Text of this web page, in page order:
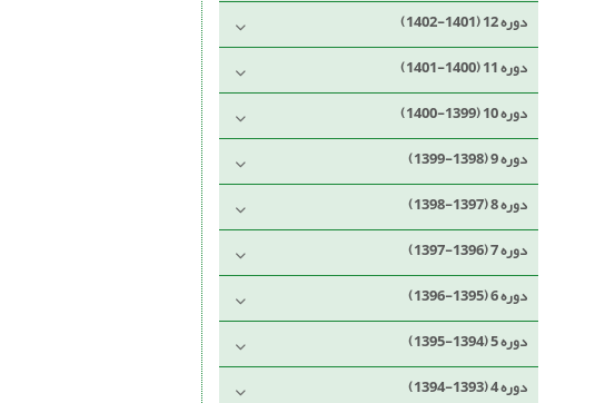
دوره 12 (1401-1402)
دوره 11 (1400-1401)
دوره 10 (1399-1400)
دوره 9 (1398-1399)
دوره 8 (1397-1398)
دوره 7 (1396-1397)
دوره 6 (1395-1396)
دوره 5 (1394-1395)
دوره 4 (1393-1394)